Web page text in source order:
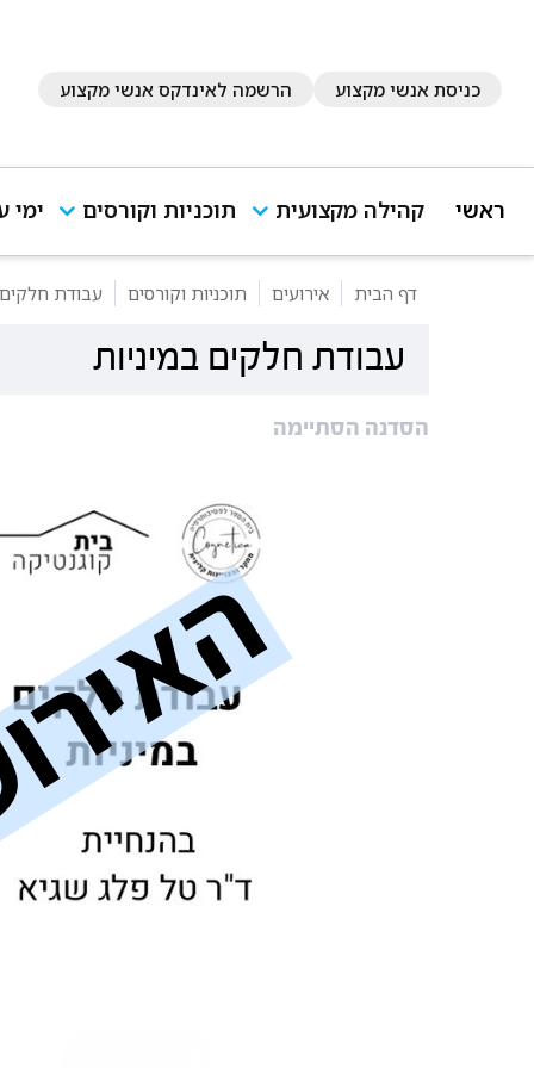
כניסת אנשי מקצוע הרשמה לאינדקס אנשי מקצוע
ראשי קהילה מקצועית תוכניות וקורסים ימי
דף הבית אירועים תוכניות וקורסים עבודת חלקים
עבודת חלקים במיניות
הסדנה הסתיימה